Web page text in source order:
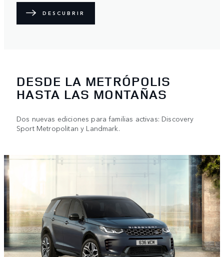
DESCUBRIR
DESDE LA METRÓPOLIS
HASTA LAS MONTAÑAS
Dos nuevas ediciones para familias activas: Discovery
Sport Metropolitan y Landmark.